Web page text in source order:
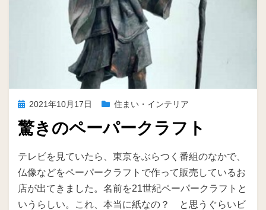
投
日:
2021年10月17日 住まい・インテリア
驚きのペーパークラフト
投稿者 ike
テレビを見ていたら、東京をぶらつく番組のなかで、
仏像などをペーパークラフトで作って販売しているお
店が出てきました。名前を21世紀ペーパークラフトと
いうらしい。これ、本当に紙なの？ と思うぐらいビ